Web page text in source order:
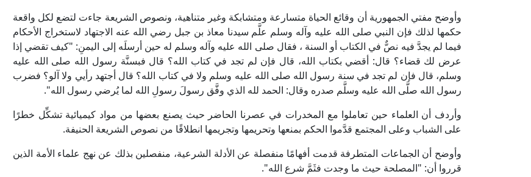
وأوضح مفتي الجمهورية أن وقائع الحياة متسارعة ومتشابكة وغير متناهية، ونصوص الشريعة جاءت لتضع لكل واقعة
حكمها لذلك فإن النبي صلى الله عليه وآله وسلم علَّم سيدنا معاذ بن جبل رضي الله عنه الاجتهاد لاستخراج الأحكام
فيما لم يجدَّ فيه نصٌّ في الكتاب أو السنة ، فقال صلى الله عليه وآله وسلم له حين أرسلَه إلى اليمنِ: "كيف تقضي إذا
عرض لك قضاء؟ قال: أقضي بكتاب الله، قال فإن لم تجد في كتاب الله؟ قال فبسنَّة رسول الله صلى الله عليه
وسلم، قال فإن لم تجد في سنة رسول الله صلى الله عليه وسلم ولا في كتاب الله؟ قال أجتهد رأيي ولا آلو؟ فضرب
رسول الله صلَّى الله عليه وسلَّم صدره وقال: الحمد لله الذي وفَّق رسولَ رسولِ الله لما يُرضي رسول الله".
وأردف أن العلماء حين تعاملوا مع المخدرات في عصرنا الحاضر حيث يصنع بعضها من مواد كيميائية تشكِّل خطرًا
على الشباب وعلى المجتمع قدَّموا الحكم بمنعها وتحريمها وتجريمها انطلاقًا من نصوص الشريعة الحنيفة.
وأوضح أن الجماعات المتطرفة قدمت أفهامًا منفصلة عن الأدلة الشرعية، منفصلين بذلك عن نهج علماء الأمة الذين
قرروا أن: "المصلحة حيث ما وجدت فثَمَّ شرع الله".